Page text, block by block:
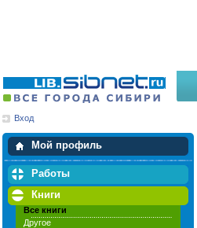
Вход
Мой профиль
Мои закладки
Работы
Книги
Все книги
Другое